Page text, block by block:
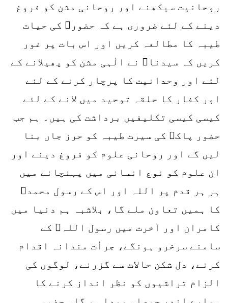
روحانیت سیکھنے اور روحانی مشن کو فروغ
دینے کے لئے ضروری ہے کہ حضورﷺ کی حیات
طیبہ کا مطالعہ کریں اور اس بات پر غور
کریں کہ سیدناﷺ نے الٰہی مشن کو پھیلانے کے
لئے اور وحدانیت کا پرچار کرنے کے لئے
اور کفار کا حلقہ توحید میں لانے کے لئے
کیسی کیسی تکلیفیں برداشت کی ہیں۔ ہم جب
حضور پاکﷺ کی سیرت طیبہ کو حرز جاں بنا
لیں گے اور روحانی علوم کو فروغ دینے اور
ان علوم کو نوع انسانی میں پہنچانے میں
ہر ہر قدم پر اللہ اور اس کے رسول محمدﷺ
کا ہمیں تعاون ملے گا، بلاشبہ ہم دنیا میں
کامران اور آخرت میں رسول اللہﷺ کے
سامنے سرخرو ہونگے، جرأت مندانہ اقدام
کرنے، دل شکن حالات سے گزرنے، لوگوں کی
الزام تراشیوں کو نظر انداز کرنے کا
ہمارے اندر حوصلہ پیدا ہو گا۔ حضور